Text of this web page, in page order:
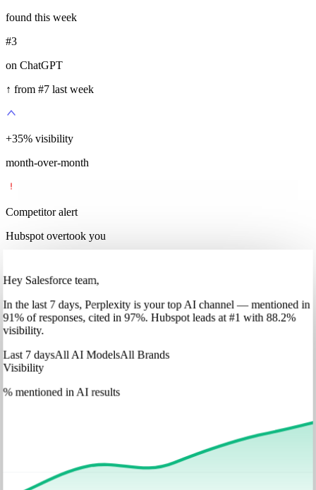
found this week
#3
on ChatGPT
↑ from #7 last week
+35% visibility
month-over-month
Competitor alert
Hubspot overtook you
Hey Salesforce team,
Inthe last 7 days, Perplexityis your top AI channel — mentioned in
91% of responses, cited in 97%. Hubspotleads at #1 with 88.2%
visibility.
Last 7 daysAll AI ModelsAll Brands
Visibility
% mentioned in AI results